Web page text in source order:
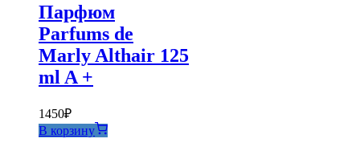
Парфюм
Parfums de
Marly Althair 125
ml A +
1450₽
В корзину